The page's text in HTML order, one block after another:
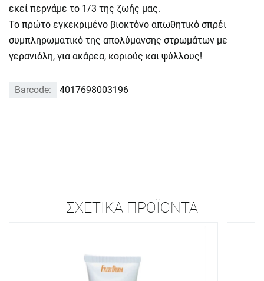
εκεί περνάμε το 1/3 της ζωής μας.
Το πρώτο εγκεκριµένο βιοκτόνο απωθητικό σπρέι
συμπληρωματικό της απολύμανσης στρωμάτων με
γερανιόλη, για ακάρεα, κοριούς και ψύλλους!
Barcode: 4017698003196
ΣΧΕΤΙΚΆ ΠΡΟΪΌΝΤΑ